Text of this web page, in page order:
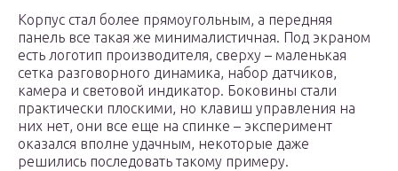
Корпус стал более прямоугольным, а передняя
панель все такая же минималистичная. Под экраном
есть логотип производителя, сверху – маленькая
сетка разговорного динамика, набор датчиков,
камера и световой индикатор. Боковины стали
практически плоскими, но клавиш управления на
них нет, они все еще на спинке – эксперимент
оказался вполне удачным, некоторые даже
решились последовать такому примеру.